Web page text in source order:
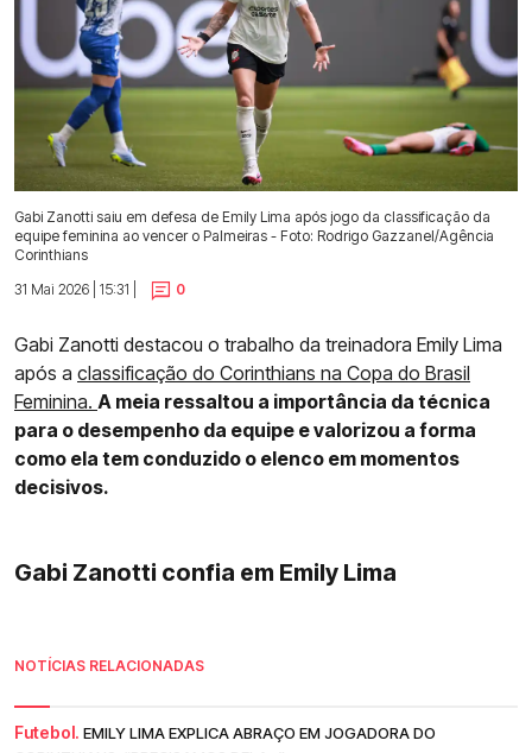
Gabi Zanotti saiu em defesa de Emily Lima após jogo da classificação da
equipe feminina ao vencer o Palmeiras - Foto: Rodrigo Gazzanel/Agência
Corinthians
31 Mai 2026 | 15:31 |
0
Gabi Zanotti destacou o trabalho da treinadora Emily Lima
após a classificação do Corinthians na Copa do Brasil
Feminina. A meia ressaltou a importância da técnica
para o desempenho da equipe e valorizou a forma
como ela tem conduzido o elenco em momentos
decisivos.
Gabi Zanotti confia em Emily Lima
NOTÍCIAS RELACIONADAS
Futebol. EMILY LIMA EXPLICA ABRAÇO EM JOGADORA DO